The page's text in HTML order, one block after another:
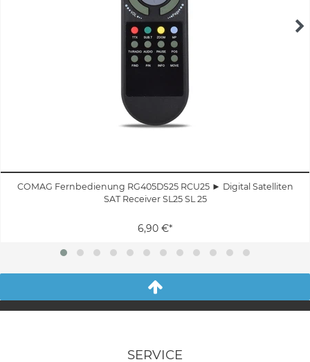
COMAG Fernbedienung RG405DS25 RCU25 ► Digital Satelliten
SAT Receiver SL25 SL 25
6,90 €*
SERVICE